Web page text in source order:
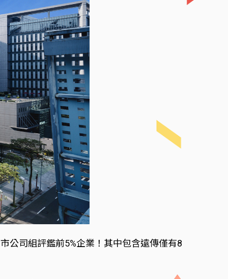
公司組評鑑前5%企業！其中包含遠傳僅有8